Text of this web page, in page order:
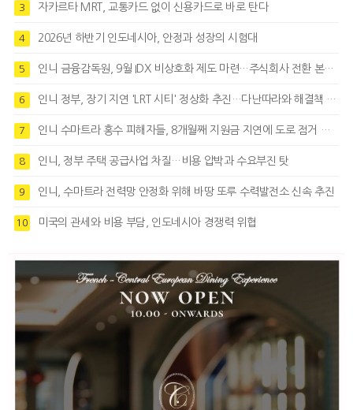
3 자카르타 MRT, 교통카드 없이 신용카드로 바로 탄다
4 2026년 하반기 인도네시아, 안정과 성장의 시험대
5 인니 금융감독원, 9월 IDX 비상호화 제도 마련…주식회사 전환 본격화
6 인니 정부, 장기 지연 'LRT 시티' 정상화 추진…다난따라와 해결책 모색
7 인니 수마트라 홍수 피해자들, 8개월째 지원금 지연에 도로 점거 시위
8 인니, 정부 주택 공급사업 차질…비용 압박과 수요부진 탓
9 인니, 수마트라 전력망 안정화 위해 바땅 또루 수력발전소 신속 추진
10 미국의 관세와 비용 부담, 인도네시아 경쟁력 위협